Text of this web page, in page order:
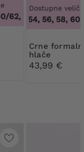
62, 48/50, 52/54,
Dostupne
52, 54, 56, 58, 60,
Crne formalne
hlače
43,99 €